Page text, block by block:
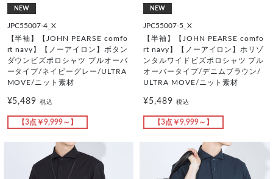
NEW
JPC55007-4_X
【半袖】【JOHN PEARSE comfo
rt navy】【ノーアイロン】ボタン
ダウンビズポロシャツ プルオーバ
ータイプ/ネイビーグレー/ULTRA
MOVE/ニット素材
¥5,489税込
【3点￥9,999～】
NEW
JPC55007-5_X
【半袖】【JOHN PEARSE comfo
rt navy】【ノーアイロン】ホリゾ
ンタルワイドビズポロシャツ プル
オーバータイプ/デニムブラウン/
ULTRA MOVE/ニット素材
¥5,489 税込
【3点￥9,999～】